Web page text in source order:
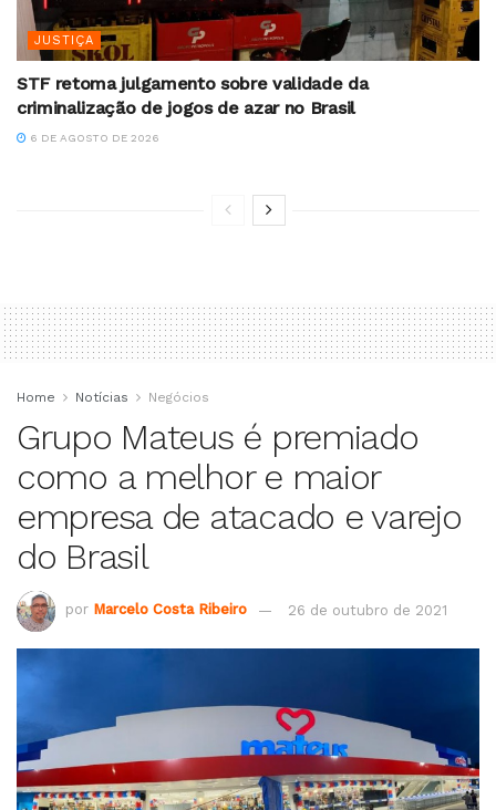
JUSTIÇA
STF retoma julgamento sobre validade da
criminalização de jogos de azar no Brasil
6 DE AGOSTO DE 2026
Home Notícias Negócios
Grupo Mateus é premiado
como a melhor e maior
empresa de atacado e varejo
do Brasil
por Marcelo Costa Ribeiro 26 de outubro de 2021